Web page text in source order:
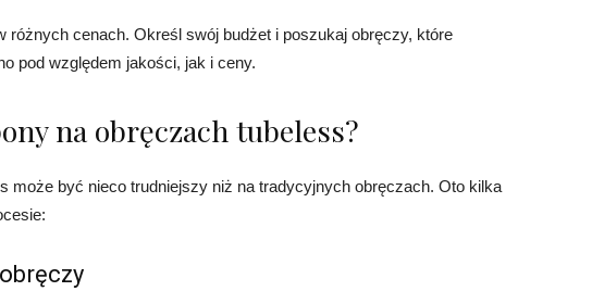
różnych cenach. Określ swój budżet i poszukaj obręczy, które
pod względem jakości, jak i ceny.
na obręczach tubeless?
może być nieco trudniejszy niż na tradycyjnych obręczach. Oto kilka